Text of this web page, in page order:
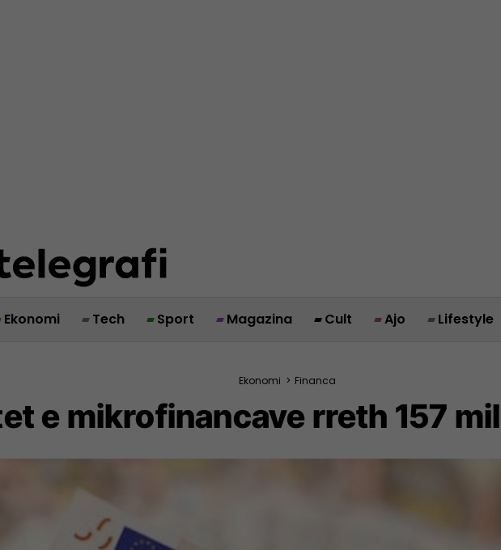
Ekonomi Tech Sport Magazina Cult Ajo Lifestyle
Ekonomi > Financa
e mikrofinancave rreth 157